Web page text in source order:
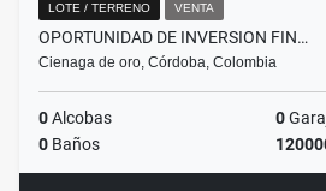
LOTE / TERRENO VENTA
OPORTUNIDAD DE INVERSION FIN…
Cienaga de oro, Córdoba, Colombia
0Alcobas 0
0 Baños